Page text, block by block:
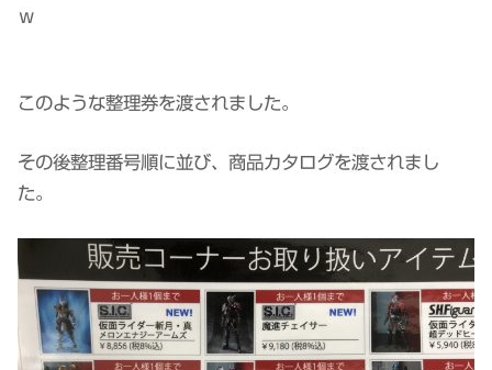
ｗ
このような整理券を渡されました。
その後整理番号順に並び、商品カタログを渡されまし
た。